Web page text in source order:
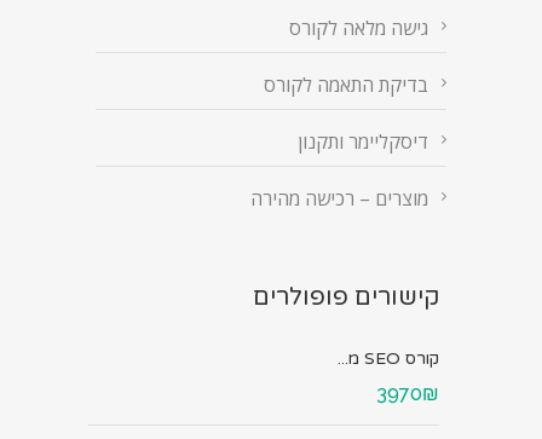
גישה מלאה לקורס
בדיקת התאמה לקורס
דיסקליימר ותקנון
מוצרים – רכישה מהירה
קישורים פופולרים
קורס SEO מ...
3970₪